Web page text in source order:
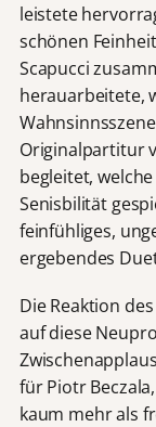
leistete
schönen
Scapucci
herauarbeitete,
Originalpartitur
begleitet,
Senisbilität
feinfühliges,
ergebendes
Die Reaktion
auf diese
für Piotr
kaum mehr als